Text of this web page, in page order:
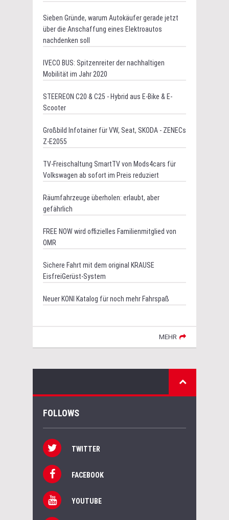
Sieben Gründe, warum Autokäufer gerade jetzt
über die Anschaffung eines Elektroautos
nachdenken soll
IVECO BUS: Spitzenreiter der nachhaltigen
Mobilität im Jahr 2020
STEEREON C20 & C25 - Hybrid aus E-Bike & E-
Scooter
Großbild Infotainer für VW, Seat, SKODA - ZENECs
Z-E2055
TV-Freischaltung SmartTV von Mods4cars für
Volkswagen ab sofort im Preis reduziert
Räumfahrzeuge überholen: erlaubt, aber
gefährlich
FREE NOW wird offizielles Familienmitglied von
OMR
Sichere Fahrt mit dem original KRAUSE
EisfreiGerüst-System
Neuer KONI Katalog für noch mehr Fahrspaß
MEHR
FOLLOWS
TWITTER
FACEBOOK
YOUTUBE